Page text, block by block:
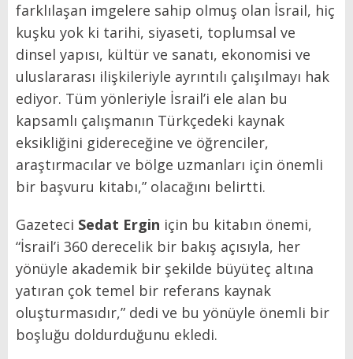
farklılaşan imgelere sahip olmuş olan İsrail, hiç
kuşku yok ki tarihi, siyaseti, toplumsal ve
dinsel yapısı, kültür ve sanatı, ekonomisi ve
uluslararası ilişkileriyle ayrıntılı çalışılmayı hak
ediyor. Tüm yönleriyle İsrail’i ele alan bu
kapsamlı çalışmanın Türkçedeki kaynak
eksikliğini gidereceğine ve öğrenciler,
araştırmacılar ve bölge uzmanları için önemli
bir başvuru kitabı,” olacağını belirtti.
Gazeteci Sedat Ergin için bu kitabın önemi,
“İsrail’i 360 derecelik bir bakış açısıyla, her
yönüyle akademik bir şekilde büyüteç altına
yatıran çok temel bir referans kaynak
oluşturmasıdır,” dedi ve bu yönüyle önemli bir
boşluğu doldurduğunu ekledi.